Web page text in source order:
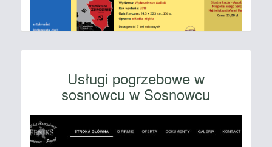
Usługi pogrzebowe w
sosnowcu w Sosnowcu